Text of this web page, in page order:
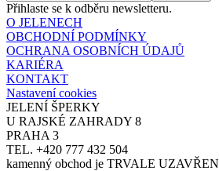
Přihlaste se k odběru newsletteru.
O JELENECH
OBCHODNÍ PODMÍNKY
OCHRANA OSOBNÍCH ÚDAJŮ
KARIÉRA
KONTAKT
Nastavení cookies
JELENÍ ŠPERKY
U RAJSKÉ ZAHRADY 8
PRAHA 3
TEL. +420 777 432 504
kamenný obchod je TRVALE UZAVŘEN